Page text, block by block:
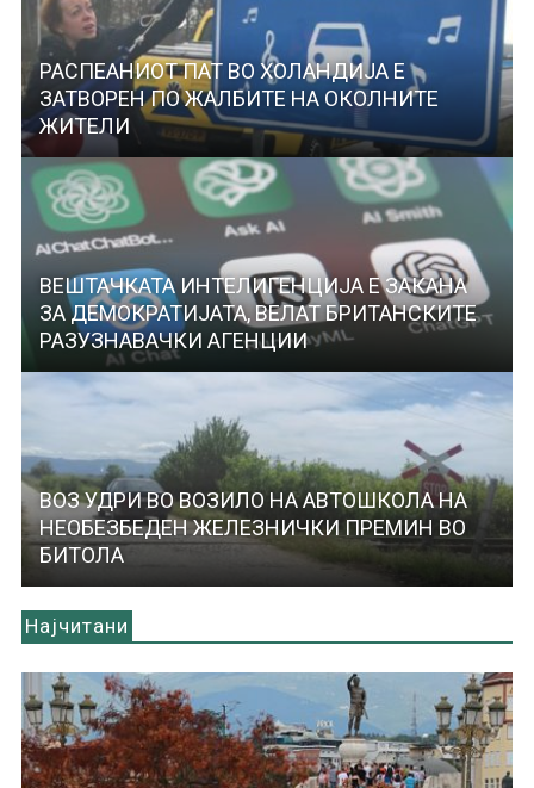
РАСПЕАНИОТ ПАТ ВО ХОЛАНДИЈА Е
ЗАТВОРЕН ПО ЖАЛБИТЕ НА ОКОЛНИТЕ
ЖИТЕЛИ
ВЕШТАЧКАТА ИНТЕЛИГЕНЦИЈА Е ЗАКАНА
ЗА ДЕМОКРАТИЈАТА, ВЕЛАТ БРИТАНСКИТЕ
РАЗУЗНАВАЧКИ АГЕНЦИИ
ВОЗ УДРИ ВО ВОЗИЛО НА АВТОШКОЛА НА
НЕОБЕЗБЕДЕН ЖЕЛЕЗНИЧКИ ПРЕМИН ВО
БИТОЛА
Најчитани